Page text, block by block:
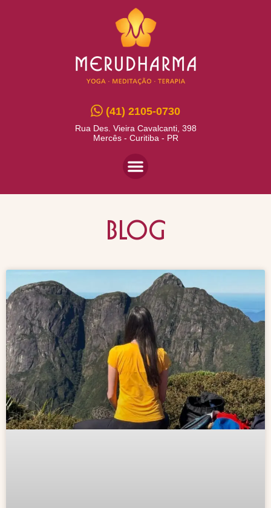
(41) 2105-0730
Rua Des. Vieira Cavalcanti, 398
Mercês - Curitiba - PR
BLOG